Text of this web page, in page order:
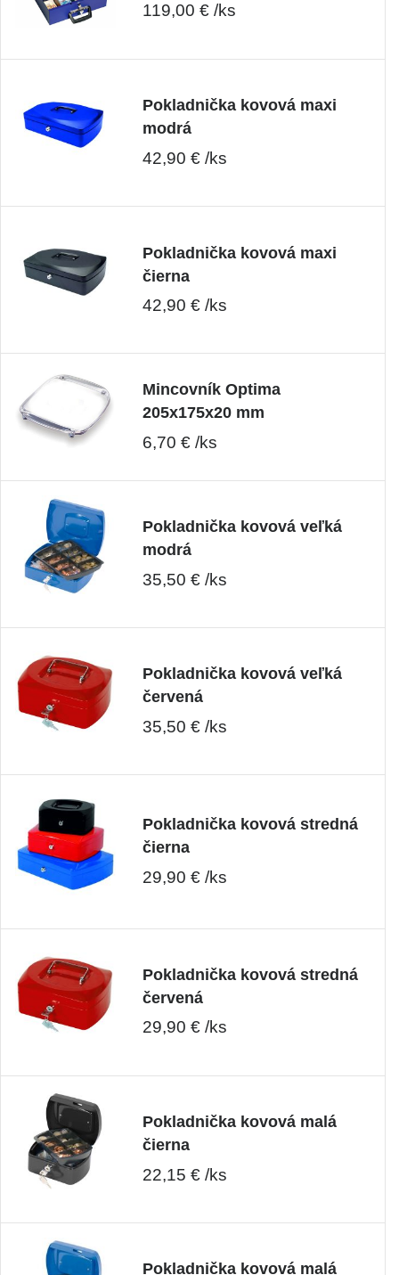
119,00 € /ks
Pokladnička kovová maxi
modrá
42,90 € /ks
Pokladnička kovová maxi
čierna
42,90 € /ks
Mincovník Optima
205x175x20 mm
6,70 € /ks
Pokladnička kovová veľká
modrá
35,50 € /ks
Pokladnička kovová veľká
červená
35,50 € /ks
Pokladnička kovová stredná
čierna
29,90 € /ks
Pokladnička kovová stredná
červená
29,90 € /ks
Pokladnička kovová malá
čierna
22,15 € /ks
Pokladnička kovová malá